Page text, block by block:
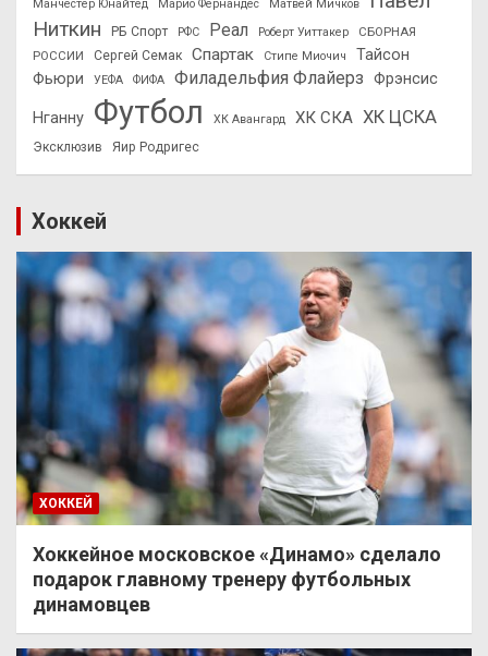
Манчестер Юнайтед Марио Фернандес Матвей Мичков
Ниткин
РБ Спорт РФС Реал Роберт Уиттакер
СБОРНАЯ
РОССИИ
Сергей Семак Спартак Стипе Миочич
Тайсон
Фьюри
УЕФА ФИФА Филадельфия Флайерз Фрэнсис
Нганну Футбол ХК Авангард ХК СКА ХК ЦСКА
Эксклюзив Яир Родригес
Хоккей
ХОККЕЙ
Хоккейное московское «Динамо» сделало
подарок главному тренеру футбольных
динамовцев